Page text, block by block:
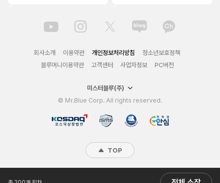
회사소개 이용약관 개인정보처리방침
청소년보호정책
블루머니이용약관
고객센터 사업자정보 PC버전
미스터블루(주)
© Mr.Blue Corp. All rights reserved.
TOP